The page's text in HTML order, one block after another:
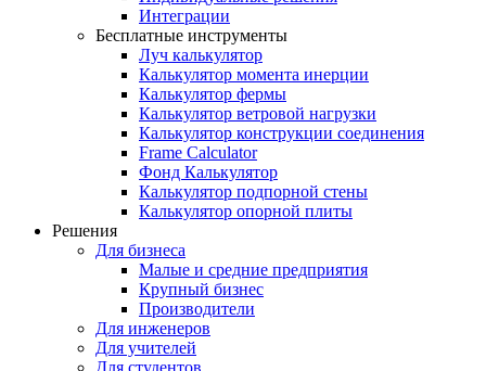
Интеграции
Бесплатные инструменты
Луч калькулятор
Калькулятор момента инерции
Калькулятор фермы
Калькулятор ветровой нагрузки
Калькулятор конструкции соединения
Frame Calculator
Фонд Калькулятор
Калькулятор подпорной стены
Калькулятор опорной плиты
Решения
Для бизнеса
Малые и средние предприятия
Крупный бизнес
Производители
Для инженеров
Для учителей
Для студентов